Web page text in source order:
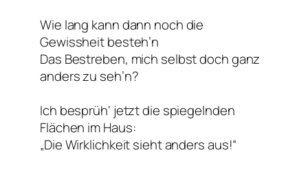
Wie lang kann dann noch die
Gewissheit besteh’n
Das Bestreben, mich selbst doch ganz
anders zu seh’n?
Ich besprüh‘ jetzt die spiegelnden
Flächen im Haus:
„Die Wirklichkeit sieht anders aus!“